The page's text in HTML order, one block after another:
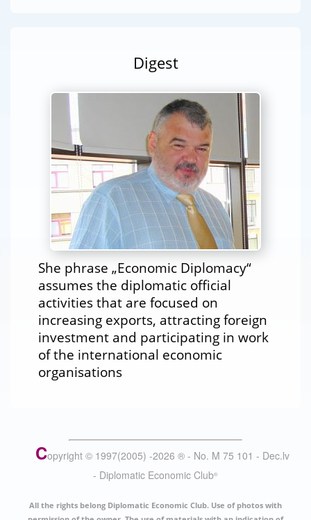
Digest
She phrase „Economic Diplomacy“
assumes the diplomatic official
activities that are focused on
increasing exports, attracting foreign
investment and participating in work
of the international economic
organisations
Copyright © 1997(2005) -2026 ® - No. M 75 101 - Dec.lv
- Diplomatic Economic Club®
All the rights belong Diplomatic Economic Club. Use of photos with